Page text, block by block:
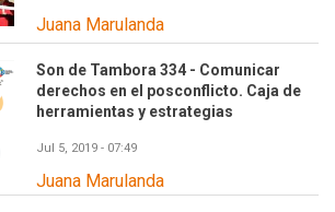
Juana Marulanda
Son de Tambora 334 - Comunicar
derechos en el posconflicto. Caja de
herramientas y estrategias
Jul 5, 2019 - 07:49
Juana Marulanda